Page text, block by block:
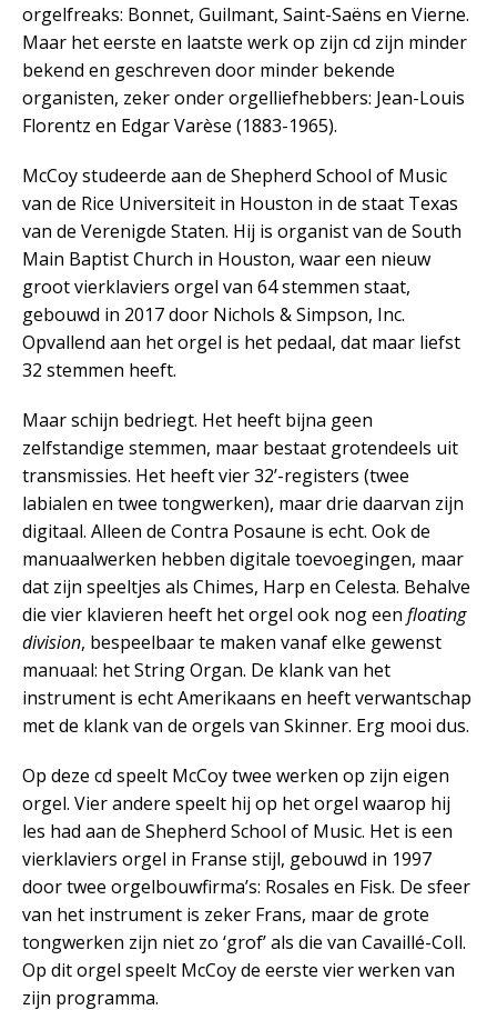
orgelfreaks: Bonnet, Guilmant, Saint-Saëns en Vierne.
Maar het eerste en laatste werk op zijn cd zijn minder
bekend en geschreven door minder bekende
organisten, zeker onder orgelliefhebbers: Jean-Louis
Florentz en Edgar Varèse (1883-1965).
McCoy studeerde aan de Shepherd School of Music
van de Rice Universiteit in Houston in de staat Texas
van de Verenigde Staten. Hij is organist van de South
Main Baptist Church in Houston, waar een nieuw
groot vierklaviers orgel van 64 stemmen staat,
gebouwd in 2017 door Nichols & Simpson, Inc.
Opvallend aan het orgel is het pedaal, dat maar liefst
32 stemmen heeft.
Maar schijn bedriegt. Het heeft bijna geen
zelfstandige stemmen, maar bestaat grotendeels uit
transmissies. Het heeft vier 32’-registers (twee
labialen en twee tongwerken), maar drie daarvan zijn
digitaal. Alleen de Contra Posaune is echt. Ook de
manuaalwerken hebben digitale toevoegingen, maar
dat zijn speeltjes als Chimes, Harp en Celesta. Behalve
die vier klavieren heeft het orgel ook nog een floating
division, bespeelbaar te maken vanaf elke gewenst
manuaal: het String Organ. De klank van het
instrument is echt Amerikaans en heeft verwantschap
met de klank van de orgels van Skinner. Erg mooi dus.
Op deze cd speelt McCoy twee werken op zijn eigen
orgel. Vier andere speelt hij op het orgel waarop hij
les had aan de Shepherd School of Music. Het is een
vierklaviers orgel in Franse stijl, gebouwd in 1997
door twee orgelbouwfirma’s: Rosales en Fisk. De sfeer
van het instrument is zeker Frans, maar de grote
tongwerken zijn niet zo ‘grof’ als die van Cavaillé-Coll.
Op dit orgel speelt McCoy de eerste vier werken van
zijn programma.